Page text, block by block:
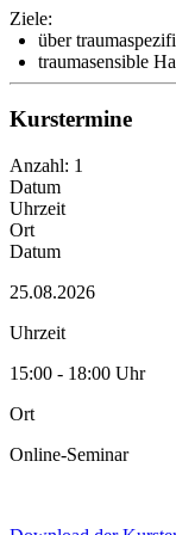
Ziele:
über
traumasensible
Kurstermine
Anzahl: 1
Datum
Uhrzeit
Ort
Datum
25.08.2026
Uhrzeit
15:00 - 18:00 Uhr
Ort
Online-Seminar